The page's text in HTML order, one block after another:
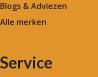
Blogs & Adviezen
Alle merken
Service